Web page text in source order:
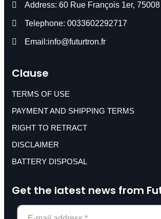
Address: 60 Rue François 1er,
Telephone: 0033602292717
Email:info@futurtron.fr
Clause
TERMS OF USE
PAYMENT AND SHIPPING TERMS
RIGHT TO RETRACT
DISCLAIMER
BATTERY DISPOSAL
Get the latest news from